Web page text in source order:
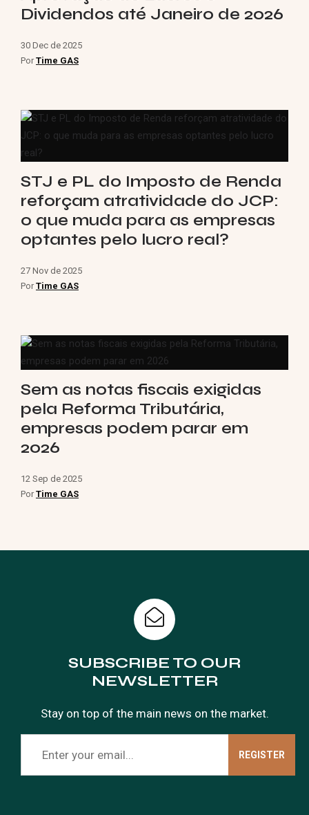
Dividendos até Janeiro de 2026
30 Dec de 2025
Por Time GAS
STJ e PL do Imposto de Renda
reforçam atratividade do JCP:
o que muda para as empresas
optantes pelo lucro real?
27 Nov de 2025
Por Time GAS
Sem as notas fiscais exigidas
pela Reforma Tributária,
empresas podem parar em
2026
12 Sep de 2025
Por Time GAS
SUBSCRIBE TO OUR
NEWSLETTER
Stay on top of the main news on the market.